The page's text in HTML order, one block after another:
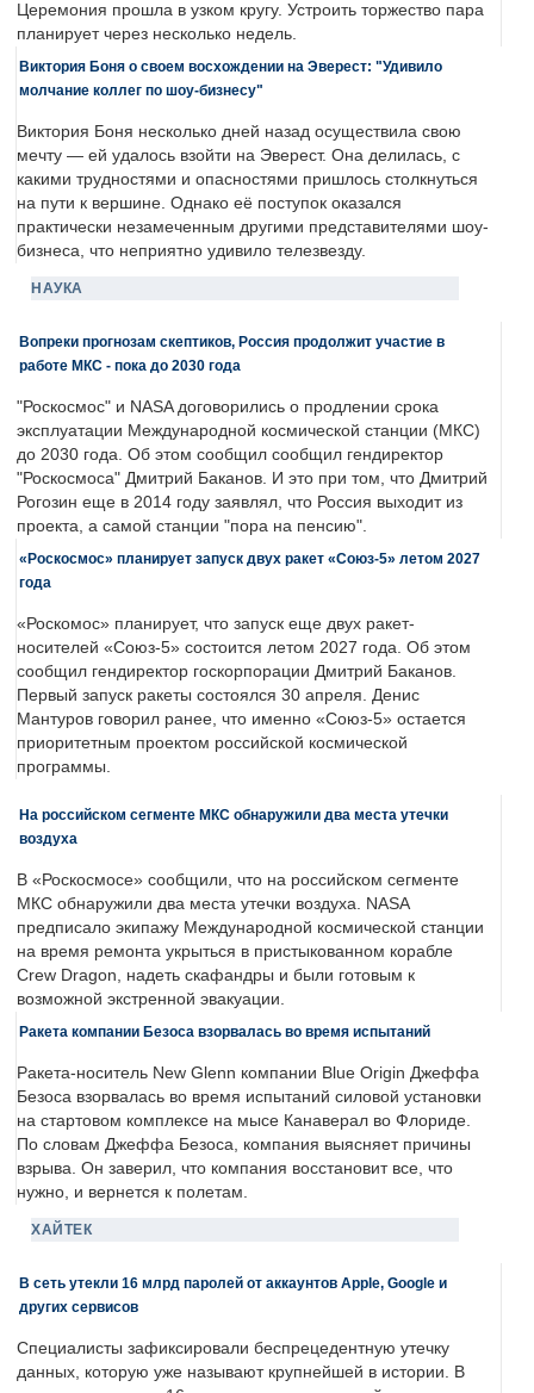
Церемония прошла в узком кругу. Устроить торжество пара
планирует через несколько недель.
Виктория Боня о своем восхождении на Эверест: "Удивило
молчание коллег по шоу-бизнесу"
Виктория Боня несколько дней назад осуществила свою
мечту — ей удалось взойти на Эверест. Она делилась, с
какими трудностями и опасностями пришлось столкнуться
на пути к вершине. Однако её поступок оказался
практически незамеченным другими представителями шоу-
бизнеса, что неприятно удивило телезвезду.
НАУКА
Вопреки прогнозам скептиков, Россия продолжит участие в
работе МКС - пока до 2030 года
"Роскосмос" и NASA договорились о продлении срока
эксплуатации Международной космической станции (МКС)
до 2030 года. Об этом сообщил сообщил гендиректор
"Роскосмоса" Дмитрий Баканов. И это при том, что Дмитрий
Рогозин еще в 2014 году заявлял, что Россия выходит из
проекта, а самой станции "пора на пенсию".
«Роскосмос» планирует запуск двух ракет «Союз-5» летом 2027
года
«Роскомос» планирует, что запуск еще двух ракет-
носителей «Союз-5» состоится летом 2027 года. Об этом
сообщил гендиректор госкорпорации Дмитрий Баканов.
Первый запуск ракеты состоялся 30 апреля. Денис
Мантуров говорил ранее, что именно «Союз-5» остается
приоритетным проектом российской космической
программы.
На российском сегменте МКС обнаружили два места утечки
воздуха
В «Роскосмосе» сообщили, что на российском сегменте
МКС обнаружили два места утечки воздуха. NASA
предписало экипажу Международной космической станции
на время ремонта укрыться в пристыкованном корабле
Crew Dragon, надеть скафандры и были готовым к
возможной экстренной эвакуации.
Ракета компании Безоса взорвалась во время испытаний
Ракета-носитель New Glenn компании Blue Origin Джеффа
Безоса взорвалась во время испытаний силовой установки
на стартовом комплексе на мысе Канаверал во Флориде.
По словам Джеффа Безоса, компания выясняет причины
взрыва. Он заверил, что компания восстановит все, что
нужно, и вернется к полетам.
ХАЙТЕК
В сеть утекли 16 млрд паролей от аккаунтов Apple, Google и
других сервисов
Специалисты зафиксировали беспрецедентную утечку
данных, которую уже называют крупнейшей в истории. В